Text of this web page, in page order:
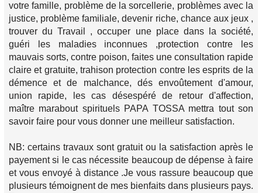
votre famille, problème de la sorcellerie, problèmes avec la
justice, problème familiale, devenir riche, chance aux jeux ,
trouver du Travail , occuper une place dans la société,
guéri les maladies inconnues ,protection contre les
mauvais sorts, contre poison, faites une consultation rapide
claire et gratuite, trahison protection contre les esprits de la
démence et de malchance, dés envoûtement d'amour,
union rapide, les cas désespéré de retour d'affection,
maître marabout spirituels PAPA TOSSA mettra tout son
savoir faire pour vous donner une meilleur satisfaction.
NB: certains travaux sont gratuit ou la satisfaction après le
payement si le cas nécessite beaucoup de dépense à faire
et vous envoyé à distance .Je vous rassure beaucoup que
plusieurs témoignent de mes bienfaits dans plusieurs pays.